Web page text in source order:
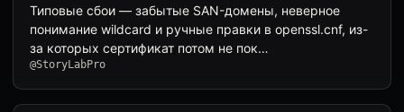
Типовые сбои — забытые SAN-домены, неверное
понимание wildcard и ручные правки в openssl.cnf, из-
за которых сертификат потом не пок…
@StoryLabPro